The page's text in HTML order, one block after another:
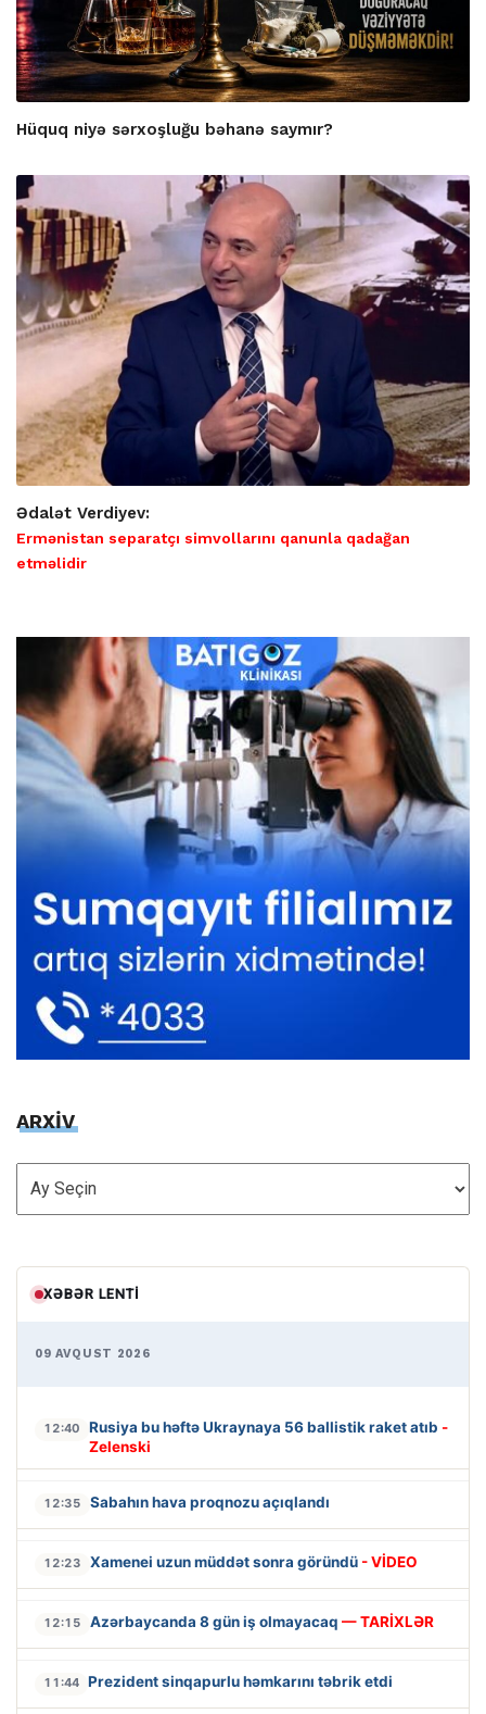
Hüquq niyə sərxoşluğu bəhanə saymır?
Ədalət Verdiyev:
Ermənistan separatçı simvollarını qanunla qadağan
etməlidir
ARXİV
ARXİV
XƏBƏR LENTI
09 AVQUST 2026
12:40 Rusiya bu həftə Ukraynaya 56 ballistik raket atıb -
Zelenski
12:35 Sabahın hava proqnozu açıqlandı
12:23 Xamenei uzun müddət sonra göründü - VİDEO
12:15 Azərbaycanda 8 gün iş olmayacaq — TARİXLƏR
11:44 Prezident sinqapurlu həmkarını təbrik etdi